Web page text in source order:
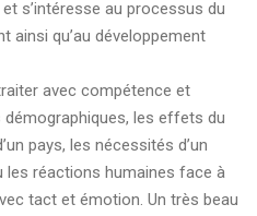
s’intéresse au processus du
ainsi qu’au développement
avec compétence et
les effets du
pays, les nécessités d’un
les réactions humaines face à
tact et émotion. Un très beau